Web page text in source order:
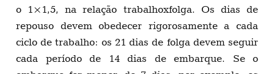
o 1×1,5, na relação trabalhoxfolga. Os dias de
repouso devem obedecer rigorosamente a cada
ciclo de trabalho: os 21 dias de folga devem seguir
cada período de 14 dias de embarque. Se o